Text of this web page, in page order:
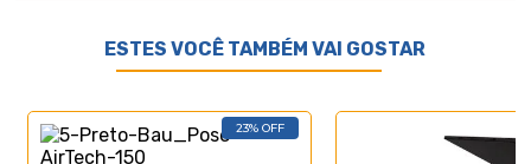
qualificados. Confira as dimensões para transporte em
embalagem do produto não for violada.
ESTES VOCÊ TAMBÉM VAI GOSTAR
23% OFF